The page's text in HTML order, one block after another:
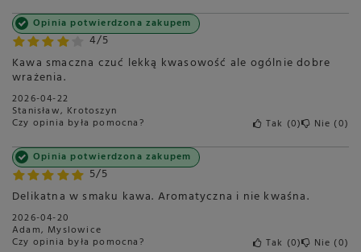
Ekspres automatyczny
Ekspres kolbowy
Do ekspresu
automatycznego
Do ekspresu kolbowego
4/5
Opinia potwierdzona zakupem
Kawa smaczna czuć lekką kwasowość ale ogólnie dobre
wrażenia.
2026-04-22
Stanisław, Krotoszyn
Czy opinia była pomocna? Tak 0 Nie 0
5/5
Opinia potwierdzona zakupem
Delikatna w smaku kawa. Aromatyczna i nie kwaśna.
2026-04-20
Adam, Myslowice
Czy opinia była pomocna? Tak 0 Nie 0